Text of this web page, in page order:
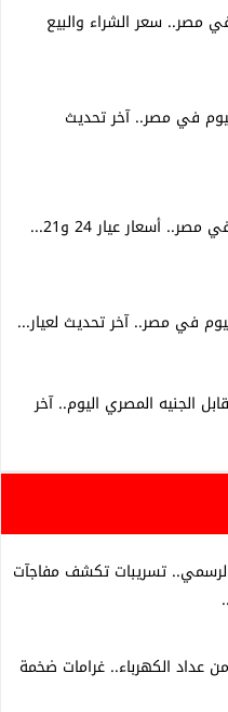
في مصر.. سعر الشراء والبيع
في مصر.. آخر تحديث
أسعار عيار 24 و21...
في مصر.. آخر تحديث لعيار...
الجنيه المصري اليوم.. آخر
تسريبات تكشف مفاجآت
من عداد الكهرباء.. غرامات ضخمة